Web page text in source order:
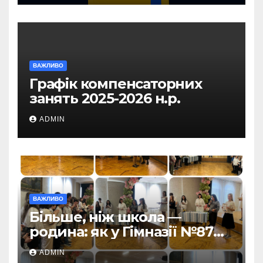
ВАЖЛИВО
Графік компенсаторних
занять 2025-2026 н.р.
ADMIN
ВАЖЛИВО
Більше, ніж школа —
родина: як у Гімназії №87
пролунав останній дзвоник
ADMIN